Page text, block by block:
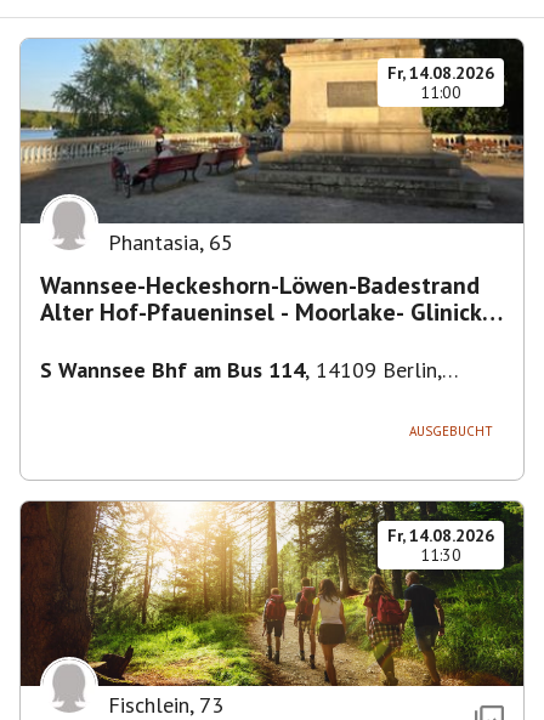
Fr, 14.08.2026
11:00
Phantasia, 65
Wannsee-Heckeshorn-Löwen-Badestrand
Alter Hof-Pfaueninsel - Moorlake- Glinicker
S Wannsee Bhf am Bus 114, 14109 Berlin,
AUSGEBUCHT
Fr, 14.08.2026
11:30
Fischlein, 73